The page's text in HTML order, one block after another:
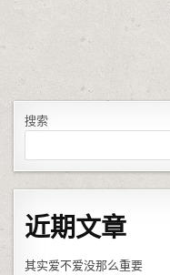
搜索
近期文章
其实爱不爱没那么重要